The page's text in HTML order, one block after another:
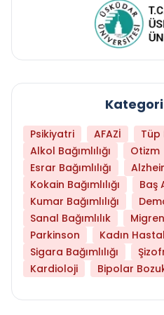
Psikiyatri AFAZİ
Tüp
Alkol Bağımlılığı
Otizm
Esrar Bağımlılığı
Kokain Bağımlılığı
Baş
Kumar Bağımlılığı
Sanal Bağımlılık
Migren
Parkinson
Kadın
Sigara Bağımlılığı
Kardioloji
Bipolar